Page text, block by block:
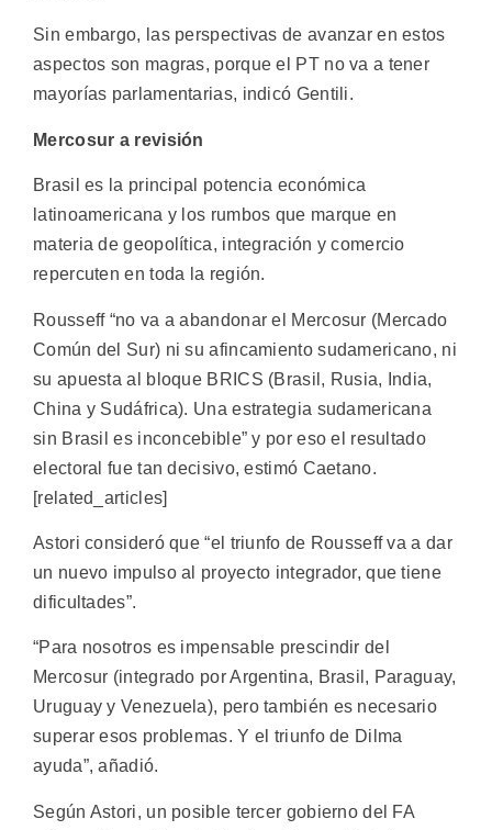
Sin embargo, las perspectivas de avanzar en estos
aspectos son magras, porque el PT no va a tener
mayorías parlamentarias, indicó Gentili.
Mercosur a revisión
Brasil es la principal potencia económica
latinoamericana y los rumbos que marque en
materia de geopolítica, integración y comercio
repercuten en toda la región.
Rousseff “no va a abandonar el Mercosur (Mercado
Común del Sur) ni su afincamiento sudamericano, ni
su apuesta al bloque BRICS (Brasil, Rusia, India,
China y Sudáfrica). Una estrategia sudamericana
sin Brasil es inconcebible” y por eso el resultado
electoral fue tan decisivo, estimó Caetano.
[related_articles]
Astori consideró que “el triunfo de Rousseff va a dar
un nuevo impulso al proyecto integrador, que tiene
dificultades”.
“Para nosotros es impensable prescindir del
Mercosur (integrado por Argentina, Brasil, Paraguay,
Uruguay y Venezuela), pero también es necesario
superar esos problemas. Y el triunfo de Dilma
ayuda”, añadió.
Según Astori, un posible tercer gobierno del FA